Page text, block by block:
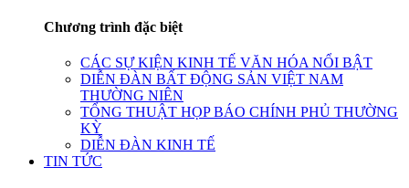
Chương trình đặc biệt
CÁC SỰ KIỆN KINH TẾ VĂN HÓA NỔI BẬT
DIỄN ĐÀN BẤT ĐỘNG SẢN VIỆT NAM
THƯỜNG NIÊN
TỔNG THUẬT HỌP BÁO CHÍNH PHỦ THƯỜNG
KỲ
DIỄN ĐÀN KINH TẾ
TIN TỨC